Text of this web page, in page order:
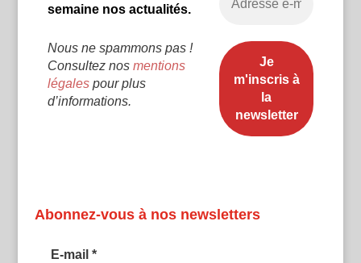
semaine nos actualités.
Nous ne spammons pas !
Consultez nos mentions
légalespour plus
d’informations.
Abonnez-vous à nos newsletters
E-mail *